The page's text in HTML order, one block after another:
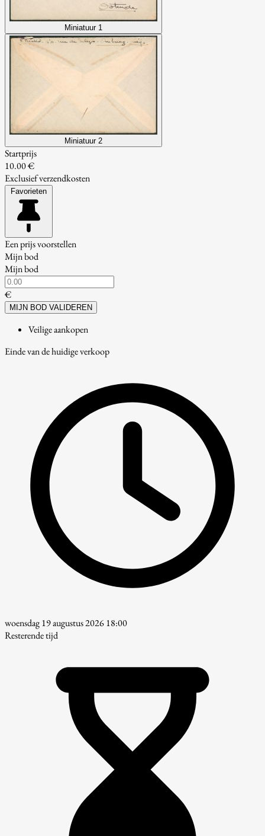
Miniatuur 1
Miniatuur 2
Startprijs
10.00 €
Exclusief verzendkosten
Favorieten
Een prijs voorstellen
Mijn bod
Mijn bod
€
MIJN BOD VALIDEREN
Veilige aankopen
Einde van de huidige verkoop
woensdag 19 augustus 2026 18:00
Resterende tijd